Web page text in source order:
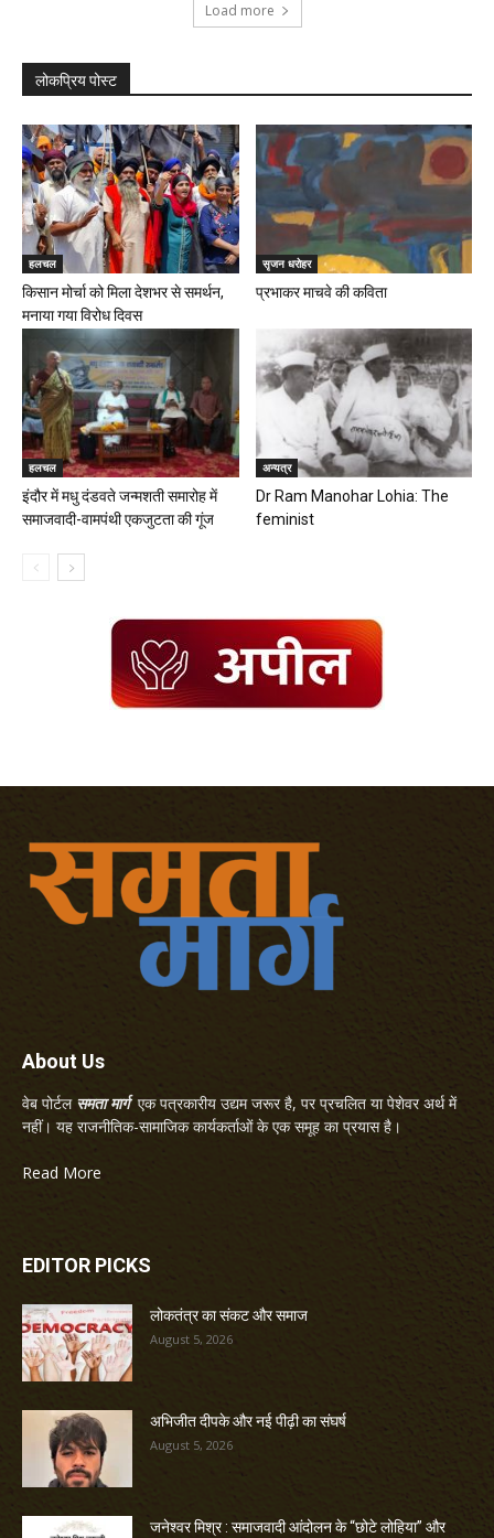
Load more
लोकप्रिय पोस्ट
हलचल
किसान मोर्चा को मिला देशभर से समर्थन,
मनाया गया विरोध दिवस
सृजन धरोहर
प्रभाकर माचवे की कविता
हलचल
इंदौर में मधु दंडवते जन्मशती समारोह में
समाजवादी-वामपंथी एकजुटता की गूंज
अन्यत्र
Dr Ram Manohar Lohia: The
feminist
About Us
वेब पोर्टल समता मार्गएक पत्रकारीय उद्यम जरूर है, पर प्रचलित या पेशेवर अर्थ में
नहीं। यह राजनीतिक-सामाजिक कार्यकर्ताओं के एक समूह का प्रयास है।
Read More
EDITOR PICKS
लोकतंत्र का संकट और समाज
August 5, 2026
अभिजीत दीपके और नई पीढ़ी का संघर्ष
August 5, 2026
जनेश्वर मिश्र : समाजवादी आंदोलन के “छोटे लोहिया” और